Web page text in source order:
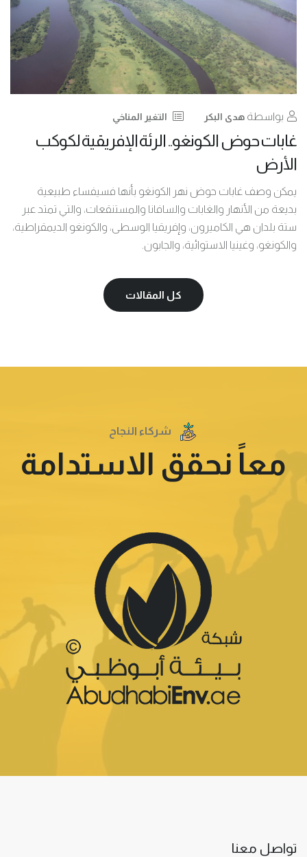
بواسطة هدى البكر التغير المناخي
غابات حوض الكونغو.. الرئة الإفريقية لكوكب
الأرض
يمكن وصف غابات حوض نهر الكونغو بأنها فسيفساء طبيعية
بديعة من الأنهار والغابات والسافانا والمستنقعات، والتي تمتد عبر
ستة بلدان هي الكاميرون، وإفريقيا الوسطى، والكونغو الديمقراطية،
والكونغو، وغينيا الاستوائية، والجابون.
كل المقالات
شركاء النجاح
معاً نحقق الاستدامة
تواصل معنا